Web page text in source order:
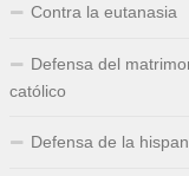
Contra la eutanasia
Defensa del
católico
Defensa de la